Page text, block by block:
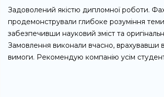
Задоволений якістю дипломної роботи.
продемонстрували глибоке розуміння
забезпечивши науковий зміст та
Замовлення виконали вчасно, врахувавши
вимоги. Рекомендую компанію усім